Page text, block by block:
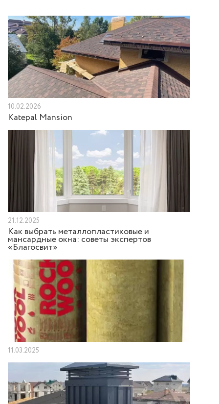
10.02.2026
Katepal Mansion
21.12.2025
Как выбрать металлопластиковые и
мансардные окна: советы экспертов
«Благосвит»
11.03.2025